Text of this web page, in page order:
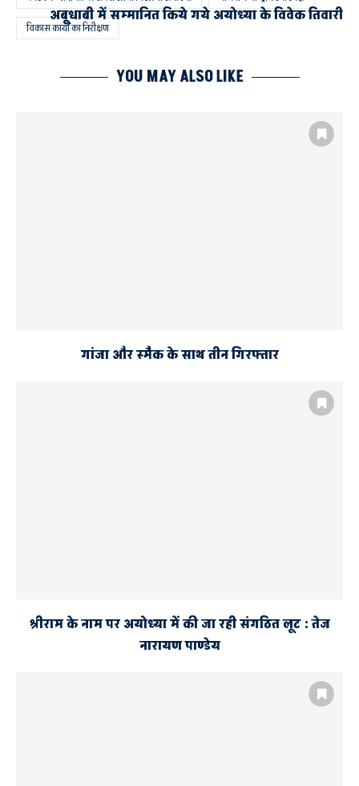
विकास कार्यों का निरीक्षण
अबूधाबी में सम्मानित किये गये अयोध्या के विवेक तिवारी
YOU MAY ALSO LIKE
गांजा और स्मैक के साथ तीन गिरफ्तार
श्रीराम के नाम पर अयोध्या में की जा रही संगठित लूट : तेज
नारायण पाण्डेय